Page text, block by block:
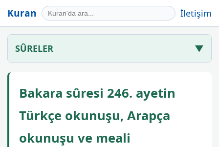
Kuran İletişim
SÛRELER ▼
Bakara sûresi 246. ayetin
Türkçe okunuşu, Arapça
okunuşu ve meali